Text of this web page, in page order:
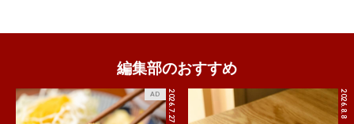
編集部のおすすめ
2026.7.27
AD 2026.8.8